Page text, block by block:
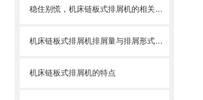
稳住别慌，机床链板式排屑机的相关信息马上来
机床链板式排屑机排屑量与排屑形式有很大关系
机床链板式排屑机的特点